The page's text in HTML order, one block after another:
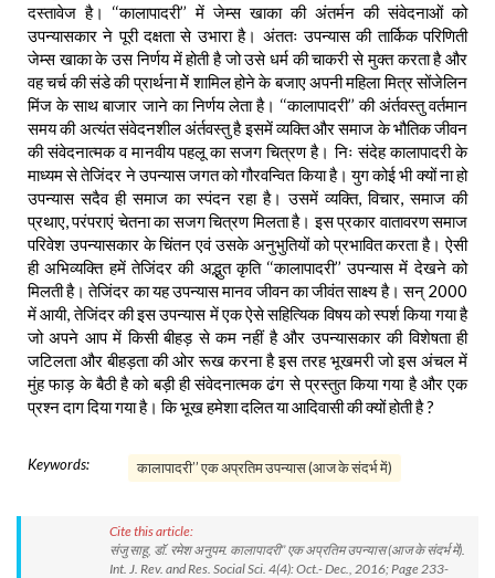
दस्तावेज है। ‘‘कालापादरी’’ में जेम्स खाका की अंतर्मन की संवेदनाओं को
उपन्यासकार ने पूरी दक्षता से उभारा है। अंततः उपन्यास की तार्किक परिणिती
जेम्स खाका के उस निर्णय में होती है जो उसे धर्म की चाकरी से मुक्त करता है और
वह चर्च की संडे की प्रार्थना मेें शामिल होने के बजाए अपनी महिला मित्र सोंजेलिन
मिंज के साथ बाजार जाने का निर्णय लेता है। ‘‘कालापादरी’’ की अंर्तवस्तु वर्तमान
समय की अत्यंत संवेदनशील अंर्तवस्तु है इसमें व्यक्ति और समाज के भौतिक जीवन
की संवेदनात्मक व मानवीय पहलू का सजग चित्रण है। निः संदेह कालापादरी के
माध्यम से तेजिंदर ने उपन्यास जगत को गौरवन्वित किया है। युग कोई भी क्यों ना हो
उपन्यास सदैव ही समाज का स्पंदन रहा है। उसमें व्यक्ति, विचार, समाज की
प्रथाए, परंपराएं चेतना का सजग चित्रण मिलता है। इस प्रकार वातावरण समाज
परिवेश उपन्यासकार के चिंतन एवं उसके अनुभुतियों को प्रभावित करता है। ऐसी
ही अभिव्यक्ति हमें तेजिंदर की अद्भुत कृति ‘‘कालापादरी’’ उपन्यास में देखने को
मिलती है। तेजिंदर का यह उपन्यास मानव जीवन का जीवंत साक्ष्य है। सन् 2000
में आयी, तेजिंदर की इस उपन्यास में एक ऐसे सहित्यिक विषय को स्पर्श किया गया है
जो अपने आप में किसी बीहड़ से कम नहीं है और उपन्यासकार की विशेषता ही
जटिलता और बीहड़ता की ओर रूख करना है इस तरह भूखमरी जो इस अंचल में
मुंह फाड़ के बैठी है को बड़ी ही संवेदनात्मक ढंग से प्रस्तुत किया गया है और एक
प्रश्न दाग दिया गया है। कि भूख हमेशा दलित या आदिवासी की क्यों होती है ?
Keywords: कालापादरी’’ एक अप्रतिम उपन्यास (आज के संदर्भ में)
Cite this article:
संजु साहू, डाॅ. रमेश अनुपम. कालापादरी’’ एक अप्रतिम उपन्यास (आज के संदर्भ में).
Int. J. Rev. and Res. Social Sci. 4(4): Oct.- Dec., 2016; Page 233-